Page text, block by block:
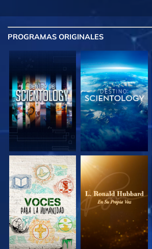
PROGRAMAS ORIGINALES
EXPLORA LAS
SERIES
EXPLORA LAS
SERIES